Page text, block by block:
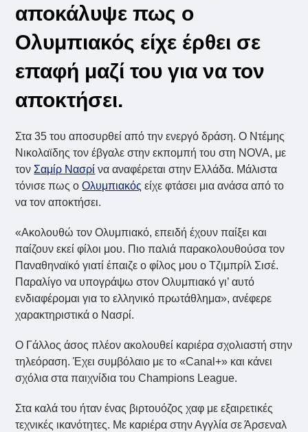
αποκάλυψε πως ο
Ολυμπιακός είχε έρθει σε
επαφή μαζί του για να τον
αποκτήσει.
Στα 35 του αποσυρθεί από την ενεργό δράση. Ο Ντέμης
Νικολαϊδης τον έβγαλε στην εκπομπή του στη NOVA, με
τον Σαμίρ Νασρί να αναφέρεται στην Ελλάδα. Μάλιστα
τόνισε πως οΟλυμπιακός είχε φτάσει μια ανάσα από το
να τον αποκτήσει.
«Ακολουθώ τον Ολυμπιακό, επειδή έχουν παίξει και
παίζουν εκεί φίλοι μου. Πιο παλιά παρακολουθούσα τον
Παναθηναϊκό γιατί έπαιζε ο φίλος μου ο Τζιμπρίλ Σισέ.
Παραλίγο να υπογράψω στον Ολυμπιακό γι’ αυτό
ενδιαφέρομαι για το ελληνικό πρωτάθλημα», ανέφερε
χαρακτηριστικά ο Νασρί.
Ο Γάλλος άσος πλέον ακολουθεί καριέρα σχολιαστή στην
τηλεόραση. Έχει συμβόλαιο με το «Canal+» και κάνει
σχόλια στα παιχνίδια του Champions League.
Στα καλά του ήταν ένας βιρτουόζος χαφ με εξαιρετικές
τεχνικές ικανότητες. Με καριέρα στην Αγγλία σε Άρσεναλ